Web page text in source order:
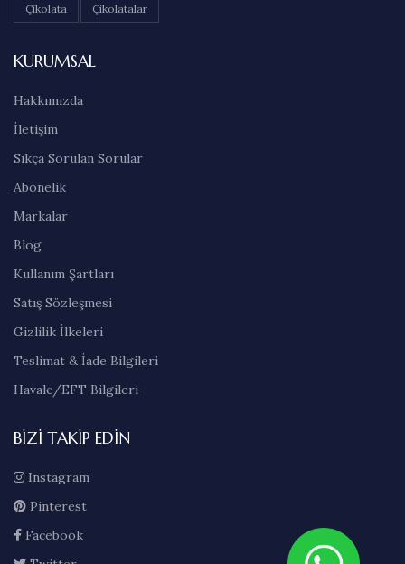
Çikolata Çikolatalar
KURUMSAL
Hakkımızda
İletişim
Sıkça Sorulan Sorular
Abonelik
Markalar
Blog
Kullanım Şartları
Satış Sözleşmesi
Gizlilik İlkeleri
Teslimat & İade Bilgileri
Havale/EFT Bilgileri
BIZI TAKIP EDIN
Instagram
Pinterest
Facebook